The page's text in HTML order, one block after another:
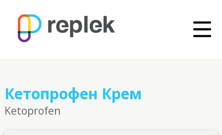
Кетопрофен Крем
Ketoprofen